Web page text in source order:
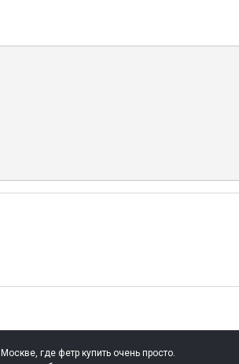
где фетр купить очень просто.